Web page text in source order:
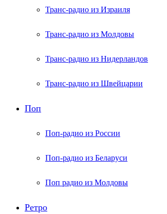
Транс-радио из Израиля
Транс-радио из Молдовы
Транс-радио из Нидерландов
Транс-радио из Швейцарии
Поп
Поп-радио из России
Поп-радио из Беларуси
Поп радио из Молдовы
Ретро